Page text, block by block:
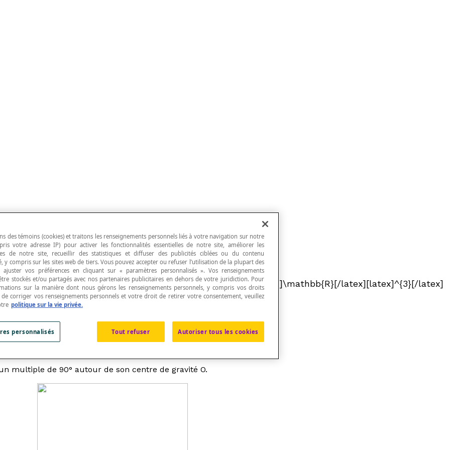
l'espace [latex]\mathbb{R}[/latex][latex]^{2}[/latex] ou [latex]\mathbb{R}[/latex][latex]^{3}[/latex]
rotation donnée.
multiple de 90° autour de son centre de gravité O.
des témoins (cookies) et traitons les renseignements personnels liés à votre navigation sur notre
votre adresse IP) pour activer les fonctionnalités essentielles de notre site, améliorer les
de notre site, recueillir des statistiques et diffuser des publicités ciblées ou du contenu
y compris sur les sites web de tiers. Vous pouvez accepter ou refuser l’utilisation de la plupart des
vos préférences en cliquant sur « paramètres personnalisés ». Vos renseignements
stockés et/ou partagés avec nos partenaires publicitaires en dehors de votre juridiction. Pour
sur la manière dont nous gérons les renseignements personnels, y compris vos droits
de corriger vos renseignements personnels et votre droit de retirer votre consentement, veuillez
politique sur la vie privée.
Tout refuser Autoriser tous les cookies
personnalisés